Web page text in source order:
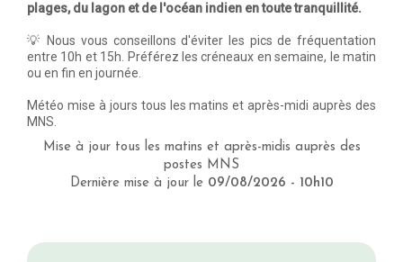
plages, du lagon et de l'océan indien en toute tranquillité.
💡​ Nous vous conseillons d'éviter les pics de fréquentation
entre 10h et 15h. Préférez les créneaux en semaine, le matin
ou en fin en journée.
Météo mise à jours tous les matins et après-midi auprès des
MNS.
Mise à jour tous les matins et après-midis auprès des
postes MNS
Dernière mise à jour le 09/08/2026 - 10h10